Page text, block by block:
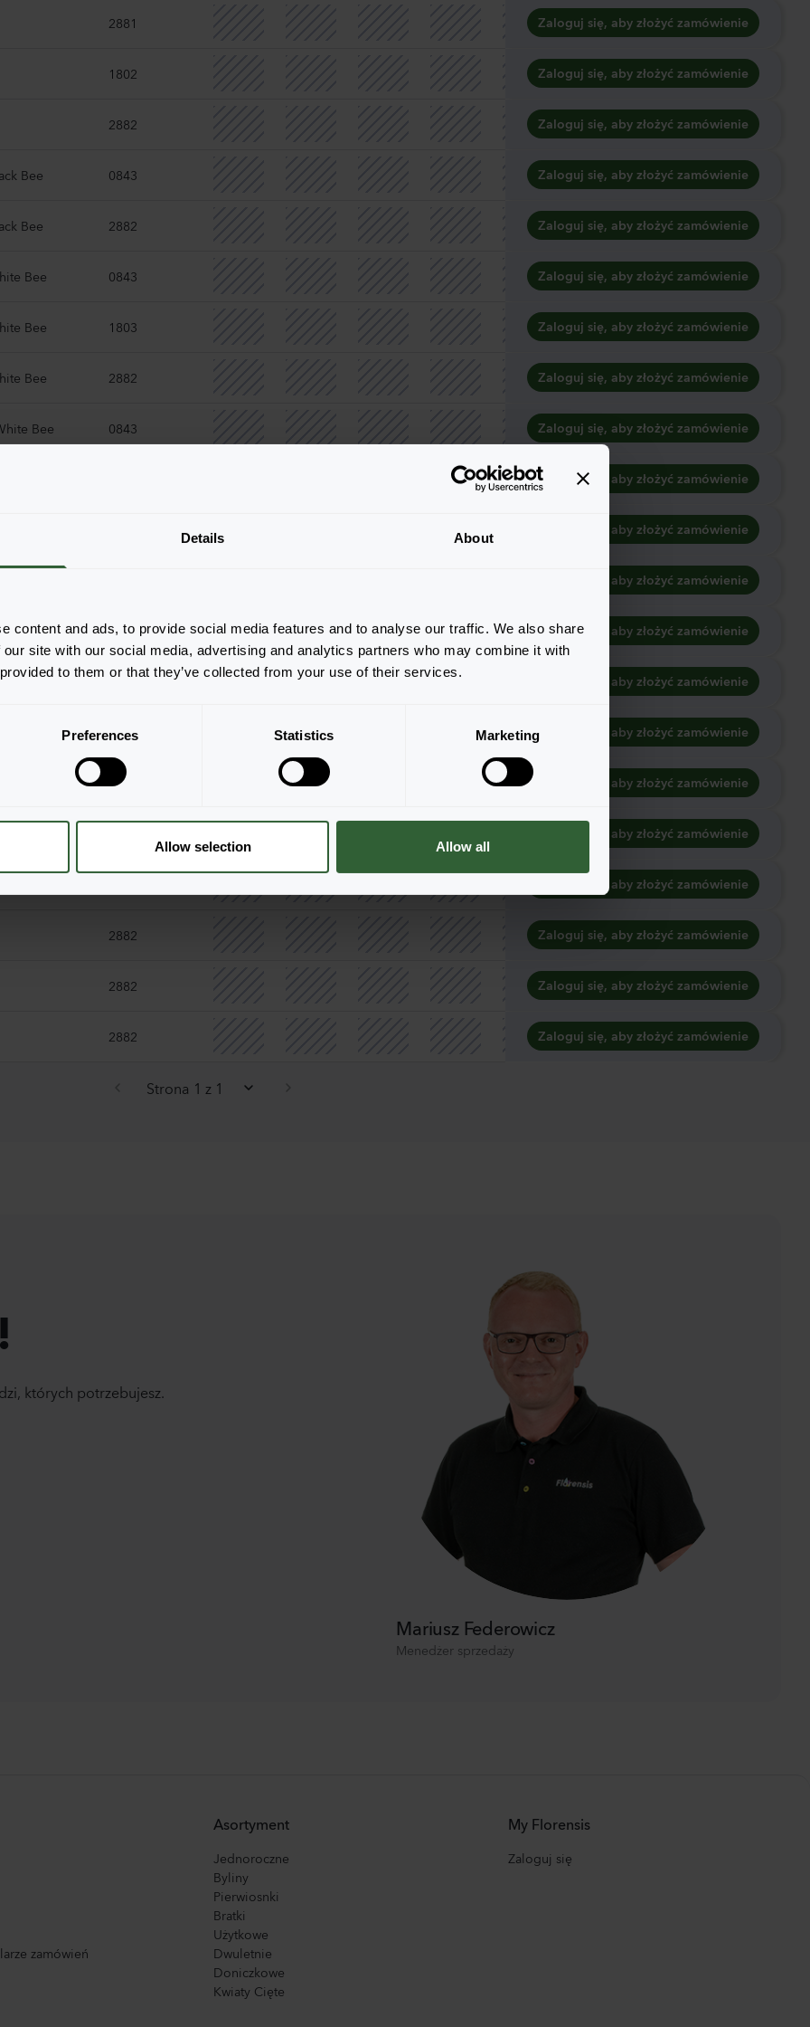
Details About
content and ads, to provide social media features and to analyse our traffic. We also share
site with our social media, advertising and analytics partners who may combine it with
to them or that they’ve collected from your use of their services.
Preferences Statistics Marketing
Allow selection Allow all
2881 Zaloguj się, aby złożyć zamówienie
1802 Zaloguj się, aby złożyć zamówienie
2882 Zaloguj się, aby złożyć zamówienie
Bee 0843 Zaloguj się, aby złożyć zamówienie
Bee 2882 Zaloguj się, aby złożyć zamówienie
Bee 0843 Zaloguj się, aby złożyć zamówienie
Bee 1803 Zaloguj się, aby złożyć zamówienie
Bee 2882 Zaloguj się, aby złożyć zamówienie
Bee 0843 Zaloguj się, aby złożyć zamówienie
Bee Zaloguj się, aby złożyć zamówienie
Zaloguj się, aby złożyć zamówienie
Zaloguj się, aby złożyć zamówienie
Bee 2882 Zaloguj się, aby złożyć zamówienie
0843 Zaloguj się, aby złożyć zamówienie
2882 Zaloguj się, aby złożyć zamówienie
2882 Zaloguj się, aby złożyć zamówienie
Zaloguj się, aby złożyć zamówienie
Zaloguj się, aby złożyć zamówienie
2882 Zaloguj się, aby złożyć zamówienie
2882 Zaloguj się, aby złożyć zamówienie
2882 Zaloguj się, aby złożyć zamówienie
Strona 1 z 1
których potrzebujesz.
Mariusz Federowicz
Menedżer sprzedaży
zamówień
Asortyment
Jednoroczne
Byliny
Pierwiosnki
Bratki
Użytkowe
Dwuletnie
Doniczkowe
Kwiaty Cięte
My Florensis
Zaloguj się